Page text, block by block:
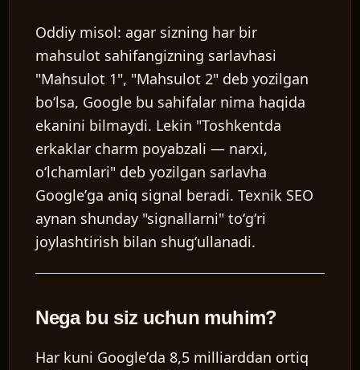
Oddiy misol: agar sizning har bir
mahsulot sahifangizning sarlavhasi
"Mahsulot 1", "Mahsulot 2" deb yozilgan
boʻlsa, Google bu sahifalar nima haqida
ekanini bilmaydi. Lekin "Toshkentda
erkaklar charm poyabzali — narxi,
oʻlchamlari" deb yozilgan sarlavha
Googleʼga aniq signal beradi. Texnik SEO
aynan shunday "signallarni" toʻgʻri
joylashtirish bilan shugʻullanadi.
Nega bu siz uchun muhim?
Har kuni Googleʼda 8,5 milliarddan ortiq